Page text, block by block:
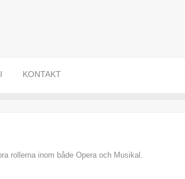
KONTAKT
rollerna inom både Opera och Musikal.